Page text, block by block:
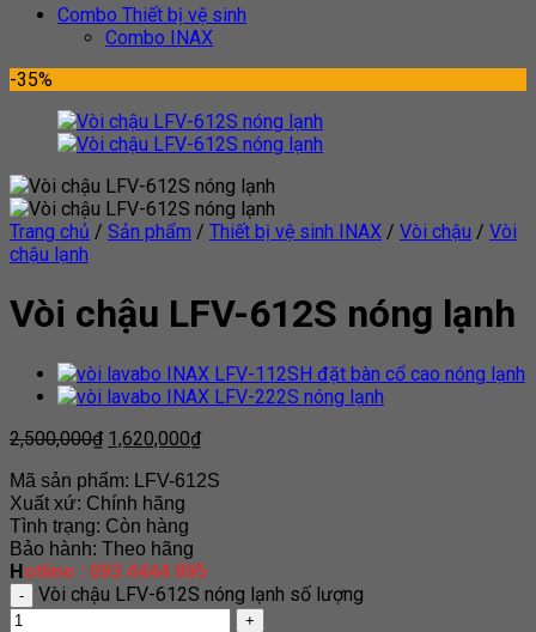
Combo Thiết bị vệ sinh
Combo INAX
-35%
Trang chủ / Sản phẩm / Thiết bị vệ sinh INAX / Vòi chậu / Vòi
chậu lạnh
Vòi chậu LFV-612S nóng lạnh
2,500,000₫ 1,620,000₫
Mã sản phẩm: LFV-612S
Xuất xứ: Chính hãng
Tình trạng: Còn hàng
Bảo hành: Theo hãng
H otline : 093 4444 895
Vòi chậu LFV-612S nóng lạnh số lượng